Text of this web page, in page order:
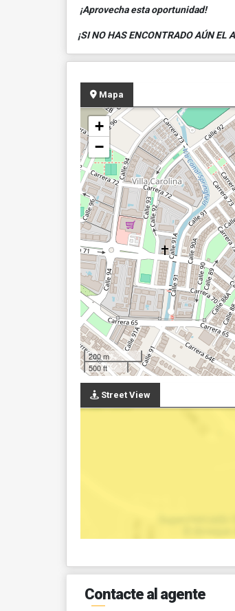
¡Aprovecha esta oportunidad!
¡SI NO HAS ENCONTRADO AÚN EL
Mapa
+
−
200 m
500 ft
Street View
Contacte al agente